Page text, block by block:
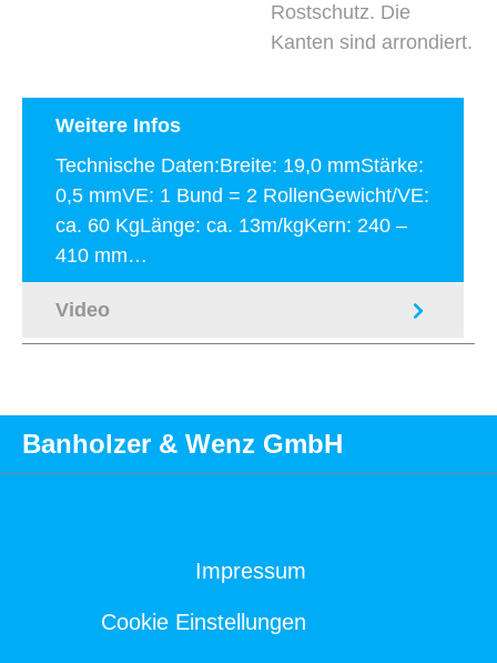
Rostschutz. Die
Kanten sind arrondiert.
Weitere Infos
Technische Daten:Breite: 19,0 mmStärke:
0,5 mmVE: 1 Bund = 2 RollenGewicht/VE:
ca. 60 KgLänge: ca. 13m/kgKern: 240 –
410 mm…
Video
Banholzer & Wenz GmbH
Impressum
Cookie Einstellungen